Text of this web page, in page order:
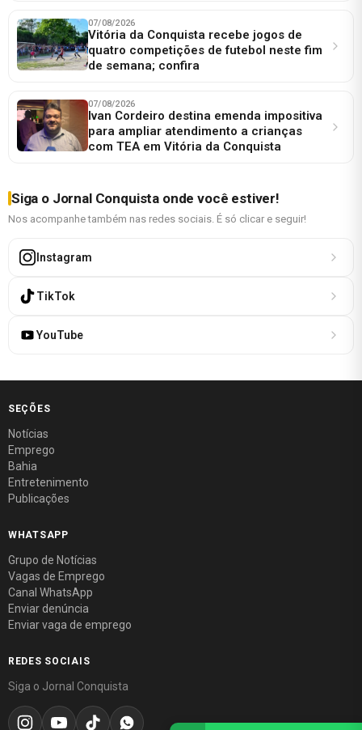
07/08/2026
Vitória da Conquista recebe jogos de
quatro competições de futebol neste fim
de semana; confira
07/08/2026
Ivan Cordeiro destina emenda impositiva
para ampliar atendimento a crianças
com TEA em Vitória da Conquista
Siga o Jornal Conquista onde você estiver!
Nos acompanhe também nas redes sociais. É só clicar e seguir!
Instagram
TikTok
YouTube
SEÇÕES
Notícias
Emprego
Bahia
Entretenimento
Publicações
WHATSAPP
Grupo de Notícias
Vagas de Emprego
Canal WhatsApp
Enviar denúncia
Enviar vaga de emprego
REDES SOCIAIS
Siga o Jornal Conquista